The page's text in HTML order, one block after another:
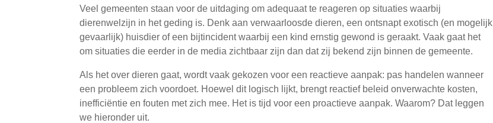
Veel gemeenten staan voor de uitdaging om adequaat te reageren op situaties waarbij
dierenwelzijn in het geding is. Denk aan verwaarloosde dieren, een ontsnapt exotisch (en mogelijk
gevaarlijk) huisdier of een bijtincident waarbij een kind ernstig gewond is geraakt. Vaak gaat het
om situaties die eerder in de media zichtbaar zijn dan dat zij bekend zijn binnen de gemeente.
Als het over dieren gaat, wordt vaak gekozen voor een reactieve aanpak: pas handelen wanneer
een probleem zich voordoet. Hoewel dit logisch lijkt, brengt reactief beleid onverwachte kosten,
inefficiëntie en fouten met zich mee. Het is tijd voor een proactieve aanpak. Waarom? Dat leggen
we hieronder uit.